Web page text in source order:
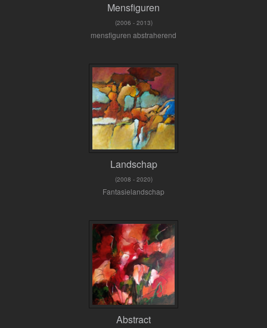
Mensfiguren
(2006 - 2013)
mensfiguren abstraherend
Landschap
(2008 - 2020)
Fantasielandschap
Abstract